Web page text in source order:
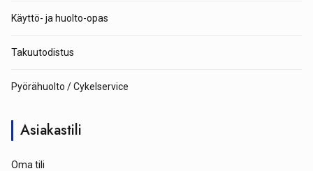
Käyttö- ja huolto-opas
Takuutodistus
Pyörähuolto / Cykelservice
Asiakastili
Oma tili